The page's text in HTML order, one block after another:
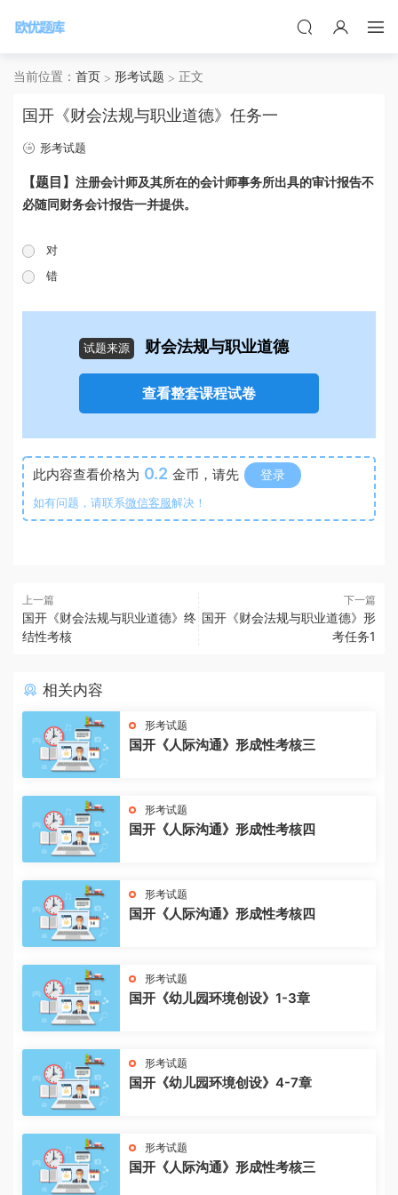
当前位置： 首页 形考试题 正文
国开《财会法规与职业道德》任务一
形考试题
【题目】 注册会计师及其所在的会计师事务所出具的审计报告不
必随同财务会计报告一并提供。
对
错
试题来源 财会法规与职业道德
查看整套课程试卷
此内容查看价格为 0.2 金币，请先 登录
如有问题，请联系微信客服解决！
上一篇
国开《财会法规与职业道德》终
结性考核
下一篇
国开《财会法规与职业道德》形
考任务1
相关内容
形考试题
国开《人际沟通》形成性考核三
形考试题
国开《人际沟通》形成性考核四
形考试题
国开《人际沟通》形成性考核四
形考试题
国开《幼儿园环境创设》1-3章
形考试题
国开《幼儿园环境创设》4-7章
形考试题
国开《人际沟通》形成性考核三